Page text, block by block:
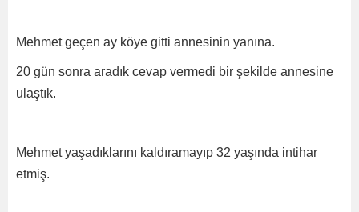
Mehmet geçen ay köye gitti annesinin yanına.
20 gün sonra aradık cevap vermedi bir şekilde annesine
ulaştık.
Mehmet yaşadıklarını kaldıramayıp 32 yaşında intihar
etmiş.